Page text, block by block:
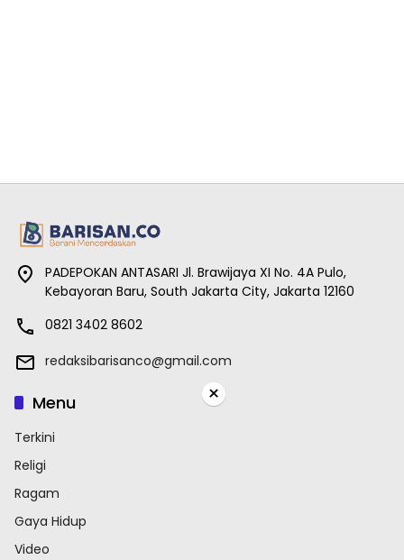
PADEPOKAN ANTASARI Jl. Brawijaya XI No. 4A Pulo,
Kebayoran Baru, South Jakarta City, Jakarta 12160
0821 3402 8602
redaksibarisanco@gmail.com
Menu
Terkini
Religi
Ragam
Gaya Hidup
Video
×